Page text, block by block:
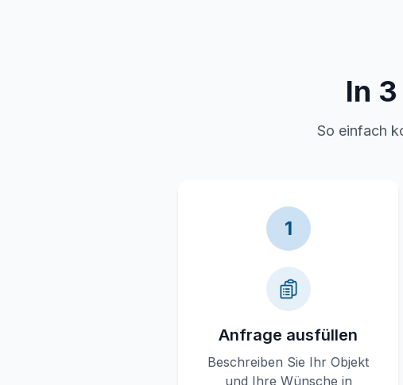
In
So einfach
1
Anfrage ausfüllen
Beschreiben Sie Ihr Objekt
und Ihre Wünsche in